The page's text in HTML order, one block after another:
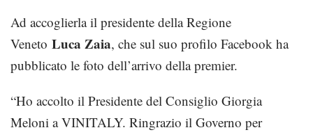
Ad accoglierla il presidente della Regione
Veneto Luca Zaia, che sul suo profilo Facebook ha
pubblicato le foto dell’arrivo della premier.
“Ho accolto il Presidente del Consiglio Giorgia
Meloni a VINITALY. Ringrazio il Governo per